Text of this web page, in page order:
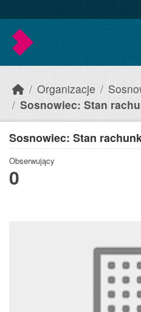
Organizacje
Sosnowiec: Stan
Sosnowiec: Stan
Obserwujący
0